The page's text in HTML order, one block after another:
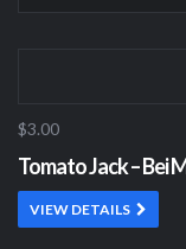
$3.00
Tomato Jack – Bei
VIEW DETAILS